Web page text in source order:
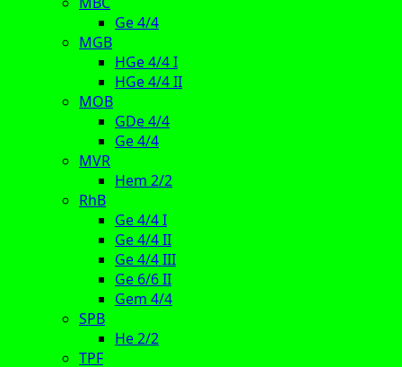
Ge 4/4
MGB
HGe 4/4 I
HGe 4/4 II
MOB
GDe 4/4
Ge 4/4
MVR
Hem 2/2
RhB
Ge 4/4 I
Ge 4/4 II
Ge 4/4 III
Ge 6/6 II
Gem 4/4
SPB
He 2/2
TPF